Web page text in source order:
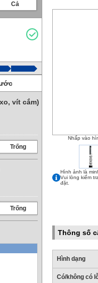
Cả
vít cắm)
Trống
Trống
Nhấp vào
Hình ảnh là
Vui lòng kiểm
đặt.
Thông số
Hình dạng
Có/không có